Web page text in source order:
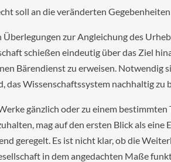
soll an die veränderten
Überlegungen zur Angleichung des
schießen eindeutig über das Ziel
Bärendienst zu erweisen.
das Wissenschaftssystem nachhaltig zu
gänzlich oder zu einem
mag auf den ersten Blick als
geregelt. Es ist nicht klar, ob die
in dem angedachten Maße